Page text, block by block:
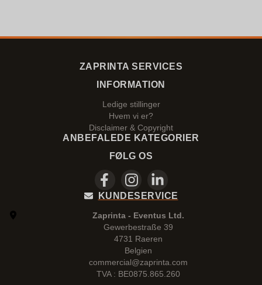
ZAPRINTA SERVICES
INFORMATION
Ledige stillinger
Hvem vi er?
Disclaimer & Copyright
ANBEFALEDE KATEGORIER
FØLG OS
KUNDESERVICE
Zaprinta - Eventus Ltd.
Gewerbestraße 39
4731 Raeren
Belgien
commercial@zaprinta.com
TVA : BE0875.865.260